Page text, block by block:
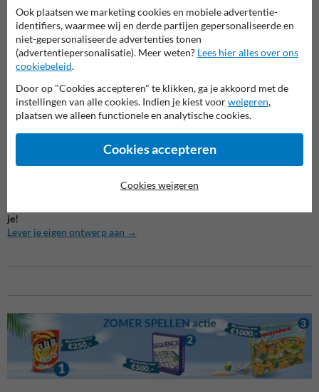
Bedrijven: aanduiding van ruimtes zoals vergaderzalen of
magazijnen
Clubs en verenigingen: markeer je ontmoetingsplek met een
herkenbaar en gepersonaliseerd bord
Wat zit er in de verpakking?
1x Gepersonaliseerd straatnaambord (400 x 200 mm)
Optioneel: montagemateriaal (apart verkrijgbaar)
Kies voor kwaliteit en service
Bij ons profiteer je van snelle levering, topkwaliteit en uitstekende
service. Bestel vandaag nog jouwstraatnaambord in Brussel Nieuw-
je!
Lever je eigen ontwerp aan →
Ook plaatsen we marketing cookies en mobiele advertentie-
identifiers, waarmee wij en derde partijen gepersonaliseerde en
niet-gepersonaliseerde advertenties tonen
(advertentiepersonalisatie). Meer weten? Lees hier alles over ons
cookiebeleid.
Door op "Cookies accepteren" te klikken, ga je akkoord met de
instellingen van alle cookies. Indien je kiest voorweigeren,
plaatsen we alleen functionele en analytische cookies.
Cookies accepteren
Cookies weigeren